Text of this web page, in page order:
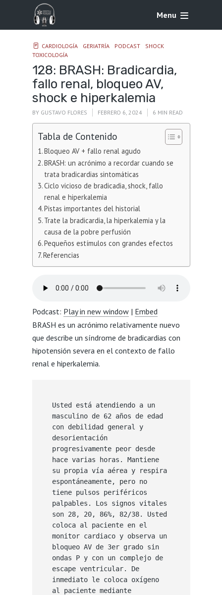
Menu
CARDIOLOGÍA GERIATRÍA PODCAST
SHOCK
TOXICOLOGÍA
128: BRASH: Bradicardia,
fallo renal, bloqueo AV,
shock e hiperkalemia
BY GUSTAVO FLORES FEBRERO 6, 2024 6 MIN READ
Tabla de Contenido
Bloqueo AV + fallo renal agudo
BRASH: un acrónimo a recordar cuando se
trata bradicardias sintomáticas
Ciclo vicioso de bradicadia, shock, fallo
renal e hiperkalemia
Pistas importantes del historial
Trate la bradicardia, la hiperkalemia y la
causa de la pobre perfusión
Pequeños estímulos con grandes efectos
Referencias
Podcast: Play in new window| Embed
BRASH es un acrónimo relativamente nuevo
que describe un síndrome de bradicardias con
hipotensión severa en el contexto de fallo
renal e hiperkalemia.
Usted está atendiendo a un
masculino de 62 años de edad
con debilidad general y
desorientación
progresivamente peor desde
hace varias horas. Mantiene
su propia vía aérea y respira
espontáneamente, pero no
tiene pulsos periféricos
palpables. Los signos vitales
son 28, 20, 86%, 82/38. Usted
coloca al paciente en el
monitor cardiaco y observa un
bloqueo AV de 3er grado sin
ondas P y con un complejo de
escape ventricular. De
inmediato le coloca oxígeno
al paciente mediante